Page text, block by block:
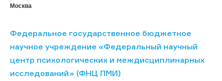
Москва
Федеральное государственное бюджетное
научное учреждение «Федеральный научный
центр психологических и междисциплинарных
исследований» (ФНЦ ПМИ)